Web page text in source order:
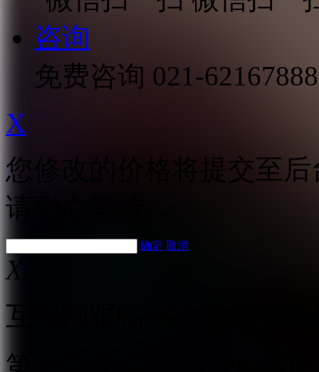
咨询
免费咨询 021-62167888
X
您修改的价格将提交至
请耐心等待
确定 取消
X
互联网跟帖评论服务管理
第一条 为规范互联网跟